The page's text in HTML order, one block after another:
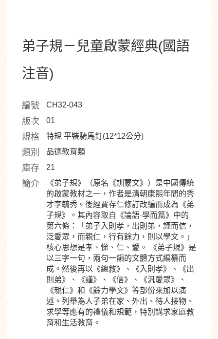
弟子規－兒童啟蒙經典(國語
注音)
編號 CH32-043
版次 01
規格 特規 平裝騎馬釘(12*12公分)
類別 品德教育類
庫存 21
簡介
《弟子規》（原名《訓蒙文》）是中國傳統
的啟蒙教材之一，作者是清朝康熙年間的秀
才李毓秀。後經賈存仁修訂改編而成為《弟
子規》。其內容取自《論語·學而篇》中的
第六條：「弟子入則孝，出則弟，謹而信，
泛愛眾，而親仁，行有餘力，則以學文。」
核心思想是孝、悌、仁、愛。 《弟子規》是
以三字一句，兩句一韻的文體方式編纂而
成。然後再以《總敘》、《入則孝》、《出
則弟》、《謹》、《信》、《汎愛眾》、
《親仁》和《餘力學文》等部份來加以演
述。列舉為人子弟在家、外出、待人接物、
求學等應有的禮儀和規範，特別講求家庭教
育和生活教育。